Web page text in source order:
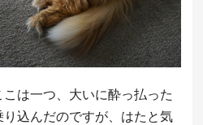
は一つ、大いに酔っ払った
込んだのですが、はたと気